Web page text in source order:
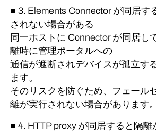
■ 3. Elements Connector が同居す
されない場合がある
同一ホストに Connector が同居し
離時に管理ポータルへの
通信が遮断されデバイスが孤立す
ます。
そのリスクを防ぐため、フェール
離が実行されない場合があります。
■ 4. HTTP proxy が同居すると隔離